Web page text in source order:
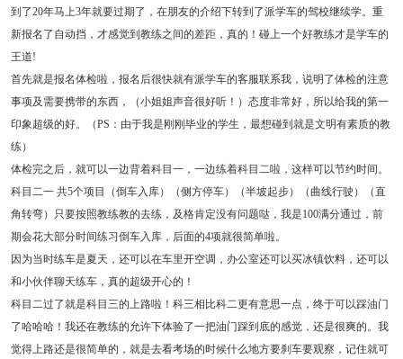
到了20年马上3年就要过期了，在朋友的介绍下转到了派学车的驾校继续学。重
新报名了自动挡，才感觉到教练之间的差距，真的！碰上一个好教练才是学车的
王道!
首先就是报名体检啦，报名后很快就有派学车的客服联系我，说明了体检的注意
事项及需要携带的东西，（小姐姐声音很好听！）态度非常好，所以给我的第一
印象超级的好。（PS：由于我是刚刚毕业的学生，最想碰到就是文明有素质的教
练）
体检完之后，就可以一边背着科目一，一边练着科目二啦，这样可以节约时间。
科目二一 共5个项目（倒车入库）（侧方停车）（半坡起步）（曲线行驶）（直
角转弯）只要按照教练教的去练，及格肯定没有问题哒，我是100满分通过，前
期会花大部分时间练习倒车入库，后面的4项就很简单啦。
因为当时练车是夏天，还可以在车里开空调，办公室还可以买冰镇饮料，还可以
和小伙伴聊天练车，真的超级开心的！
科目二过了就是科目三的上路啦！科三相比科二更有意思一点，终于可以踩油门
了哈哈哈！我还在教练的允许下体验了一把油门踩到底的感觉，还是很爽的。我
觉得上路还是很简单的，就是去看考场的时候什么地方要刹车要观察，记住就可